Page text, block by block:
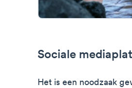
Sociale
Het is een noodzaak